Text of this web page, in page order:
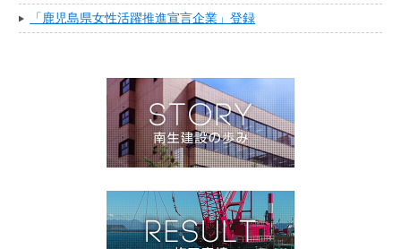
「鹿児島県女性活躍推進宣言企業」登録